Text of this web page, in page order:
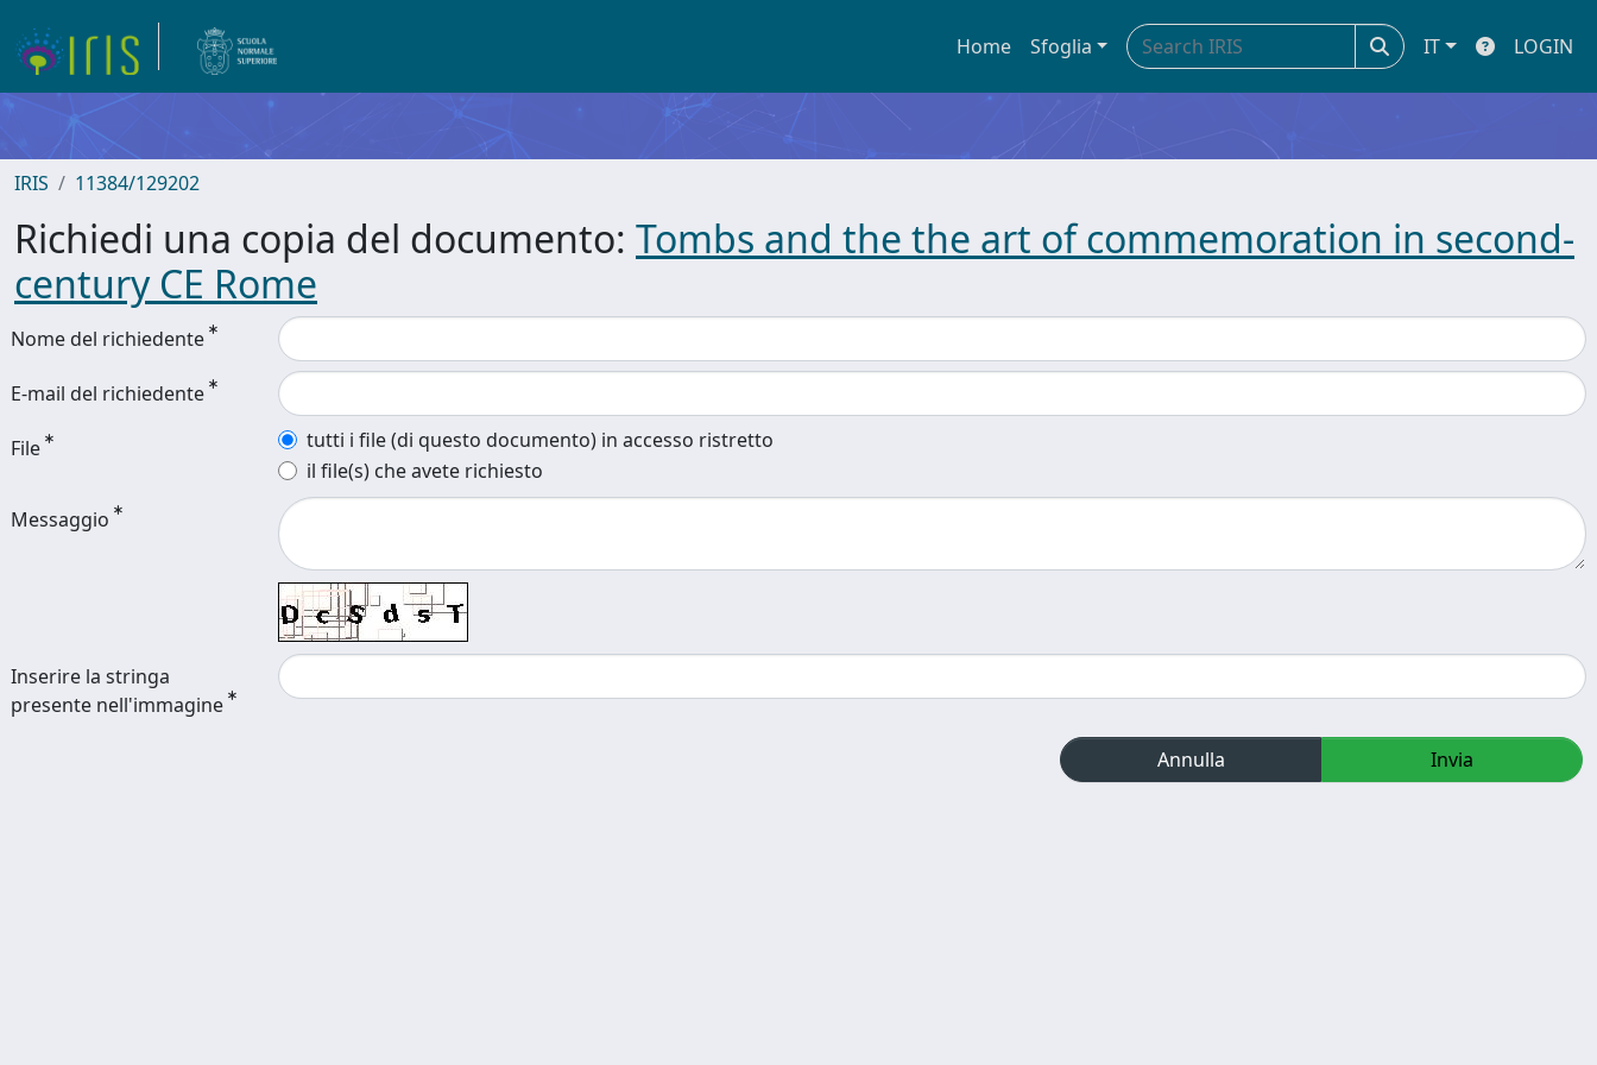
Home Sfoglia IT LOGIN
IRIS 11384/129202
Richiedi una copia del documento: Tombs and the the art of commemoration in second-
century CE Rome
Nome del richiedente
E-mail del richiedente
File
tutti i file (di questo documento) in accesso ristretto
il file(s) che avete richiesto
Messaggio
Inserire la stringa
presente nell'immagine
Annulla Invia